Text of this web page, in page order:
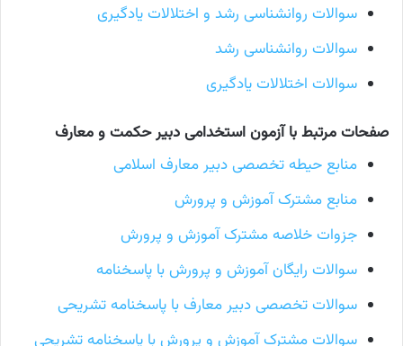
سوالات روانشناسی رشد و اختلالات یادگیری
سوالات روانشناسی رشد
سوالات اختلالات یادگیری
صفحات مرتبط با آزمون استخدامی دبیر حکمت و معارف
منابع حیطه تخصصی دبیر معارف اسلامی
منابع مشترک آموزش و پرورش
جزوات خلاصه مشترک آموزش و پرورش
سوالات رایگان آموزش و پرورش با پاسخنامه
سوالات تخصصی دبیر معارف با پاسخنامه تشریحی
سوالات مشترک آموزش و پرورش با پاسخنامه تشریحی